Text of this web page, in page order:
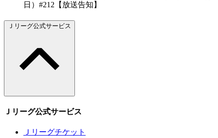
日）#212【放送告知】
Ｊリーグ公式サービス
Ｊリーグ公式サービス
Ｊリーグチケット